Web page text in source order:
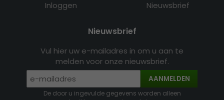
Inloggen
Nieuwsbrief
Nieuwsbrief
Vul hier uw e-mailadres in om u aan te
melden voor onze nieuwsbrief.
AANMELDEN
De door u ingevulde gegevens worden alleen